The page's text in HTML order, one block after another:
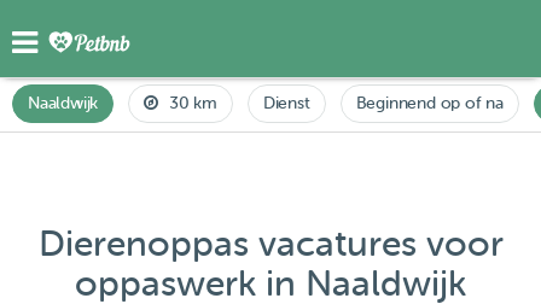
Naaldwijk 30 km Dienst Beginnend op of na
Dierenoppas vacatures voor
oppaswerk in Naaldwijk